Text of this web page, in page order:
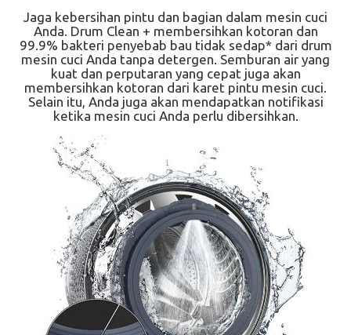
Jaga kebersihan pintu dan bagian dalam mesin cuci
Anda. Drum Clean + membersihkan kotoran dan
99.9% bakteri penyebab bau tidak sedap* dari drum
mesin cuci Anda tanpa detergen. Semburan air yang
kuat dan perputaran yang cepat juga akan
membersihkan kotoran dari karet pintu mesin cuci.
Selain itu, Anda juga akan mendapatkan notifikasi
ketika mesin cuci Anda perlu dibersihkan.